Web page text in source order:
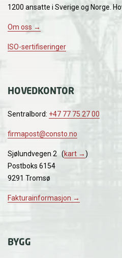
1200 ansatte i Sverige og Norge.
Om oss →
ISO-sertifiseringer
HOVEDKONTOR
Sentralbord: +47 77 75 27 00
firmapost@consto.no
Sjølundvegen 2 (kart →)
Postboks 6154
9291 Tromsø
Fakturainformasjon →
BYGG